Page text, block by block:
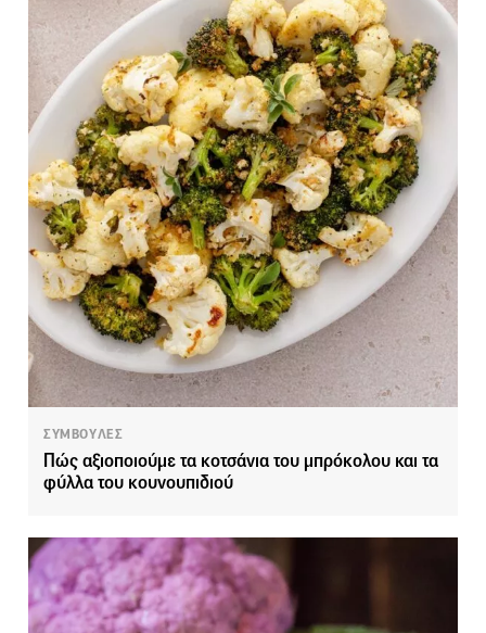
ΣΥΜΒΟΥΛΕΣ
Πώς αξιοποιούμε τα κοτσάνια του μπρόκολου και τα
φύλλα του κουνουπιδιού